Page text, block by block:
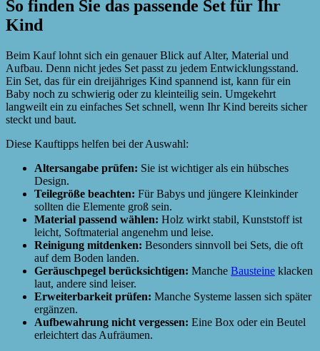
So finden Sie das passende Set für Ihr
Kind
Beim Kauf lohnt sich ein genauer Blick auf Alter, Material und
Aufbau. Denn nicht jedes Set passt zu jedem Entwicklungsstand.
Ein Set, das für ein dreijähriges Kind spannend ist, kann für ein
Baby noch zu schwierig oder zu kleinteilig sein. Umgekehrt
langweilt ein zu einfaches Set schnell, wenn Ihr Kind bereits sicher
steckt und baut.
Diese Kauftipps helfen bei der Auswahl:
Altersangabe prüfen: Sie ist wichtiger als ein hübsches
Design.
Teilegröße beachten: Für Babys und jüngere Kleinkinder
sollten die Elemente groß sein.
Material passend wählen: Holz wirkt stabil, Kunststoff ist
leicht, Softmaterial angenehm und leise.
Reinigung mitdenken: Besonders sinnvoll bei Sets, die oft
auf dem Boden landen.
Geräuschpegel berücksichtigen: Manche Bausteine klacken
laut, andere sind leiser.
Erweiterbarkeit prüfen: Manche Systeme lassen sich später
ergänzen.
Aufbewahrung nicht vergessen: Eine Box oder ein Beutel
erleichtert das Aufräumen.